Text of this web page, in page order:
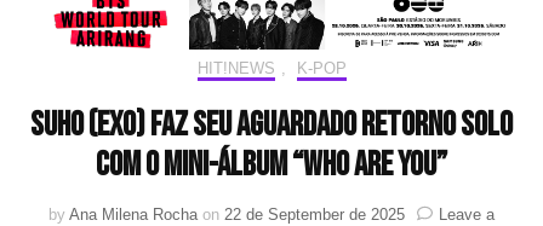
HIT!NEWS K-POP
Suho (EXO) faz seu aguardado retorno solo
com o mini-álbum “Who Are You”
by Ana Milena Rocha on 22 de September de 2025
Leave a